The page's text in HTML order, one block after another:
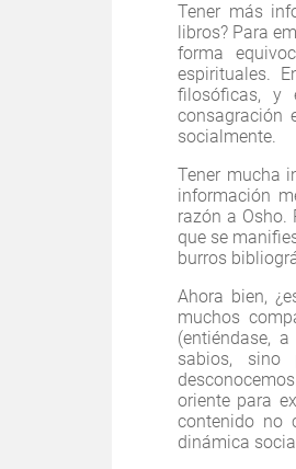
Tener más
libros? Para
forma
espirituales.
filosóficas, y
consagración
socialmente.
Tener mucha
información
razón a Osho.
que se
burros
Ahora bien,
muchos
(entiéndase,
sabios, sino
oriente para
contenido no
dinámica